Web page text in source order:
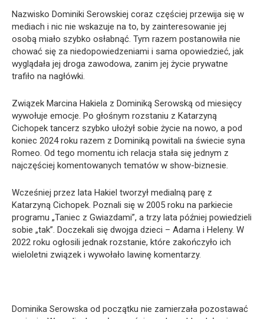
Nazwisko Dominiki Serowskiej coraz częściej przewija się w
mediach i nic nie wskazuje na to, by zainteresowanie jej
osobą miało szybko osłabnąć. Tym razem postanowiła nie
chować się za niedopowiedzeniami i sama opowiedzieć, jak
wyglądała jej droga zawodowa, zanim jej życie prywatne
trafiło na nagłówki.
Związek Marcina Hakiela z Dominiką Serowską od miesięcy
wywołuje emocje. Po głośnym rozstaniu z Katarzyną
Cichopek tancerz szybko ułożył sobie życie na nowo, a pod
koniec 2024 roku razem z Dominiką powitali na świecie syna
Romeo. Od tego momentu ich relacja stała się jednym z
najczęściej komentowanych tematów w show-biznesie.
Wcześniej przez lata Hakiel tworzył medialną parę z
Katarzyną Cichopek. Poznali się w 2005 roku na parkiecie
programu „Taniec z Gwiazdami”, a trzy lata później powiedzieli
sobie „tak”. Doczekali się dwojga dzieci – Adama i Heleny. W
2022 roku ogłosili jednak rozstanie, które zakończyło ich
wieloletni związek i wywołało lawinę komentarzy.
Dominika Serowska od początku nie zamierzała pozostawać